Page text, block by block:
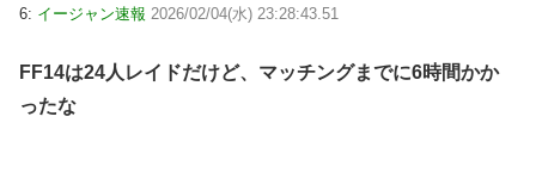
6: イージャン速報 2026/02/04(水) 23:28:43.51
FF14は24人レイドだけど、マッチングまでに6時間かか
ったな